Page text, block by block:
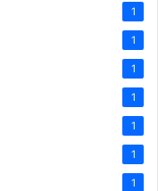
1
1
1
1
1
1
1